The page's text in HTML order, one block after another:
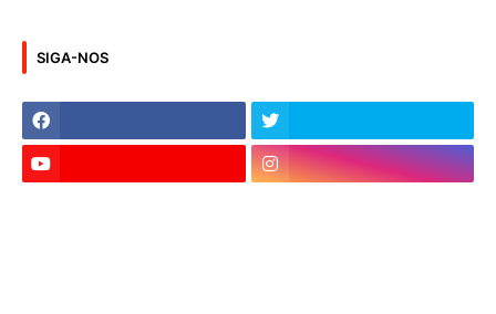
SIGA-NOS